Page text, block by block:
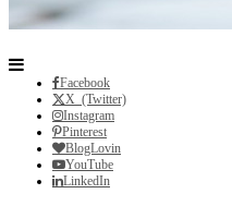
Facebook
X (Twitter)
Instagram
Pinterest
BlogLovin
YouTube
LinkedIn